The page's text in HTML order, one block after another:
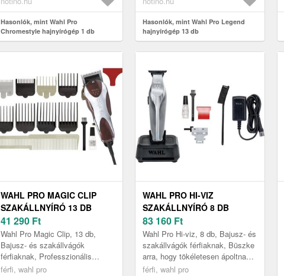
Hasonlók, mint Wahl Pro
Chromestyle hajnyírógép 1 db
Hasonlók, mint Wahl Pro Legend
hajnyírógép 13 db
WAHL PRO MAGIC CLIP
SZAKÁLLNYÍRÓ 13 DB
41 290 Ft
Wahl Pro Magic Clip, 13 db,
Bajusz- és szakállvágók
férfiaknak, Professzionális
szakállvágó A Wahl Magic Clip
férfi, wahl pro
WAHL PRO HI-VIZ
SZAKÁLLNYÍRÓ 8 DB
83 160 Ft
Wahl Pro Hi-viz, 8 db, Bajusz- és
szakállvágók férfiaknak, Büszke
arra, hogy tökéletesen ápoltnak
tűnik, különösen, ha a szakálláról
férfi, wahl pro